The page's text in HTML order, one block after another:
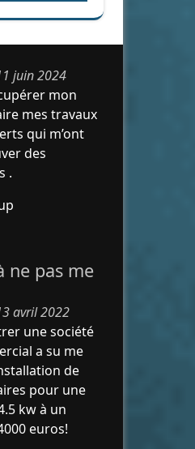
juin 2024
mon
mes travaux
qui m’ont
des
.
ne pas me
avril 2022
une société
a su me
de
pour une
kw à un
euros!